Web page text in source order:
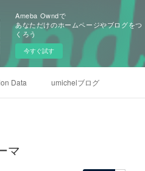
Ameba Owndで
あなただけのホームページやブログをつ
くろう
今すぐ試す
Data umichelブログ
マ